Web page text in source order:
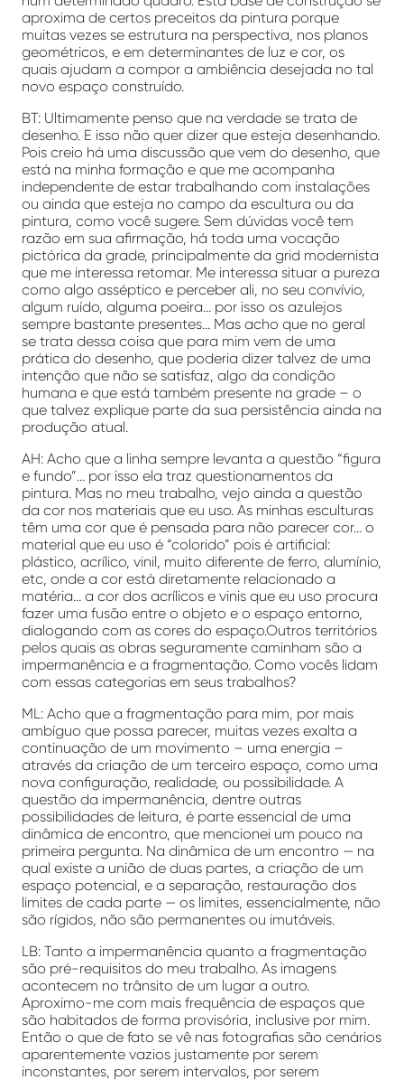
aproxima de certos preceitos da pintura porque
muitas vezes se estrutura na perspectiva, nos planos
geométricos, e em determinantes de luz e cor, os
quais ajudam a compor a ambiência desejada no tal
novo espaço construído.
BT: Ultimamente penso que na verdade se trata de
desenho. E isso não quer dizer que esteja desenhando.
Pois creio há uma discussão que vem do desenho, que
está na minha formação e que me acompanha
independente de estar trabalhando com instalações
ou ainda que esteja no campo da escultura ou da
pintura, como você sugere. Sem dúvidas você tem
razão em sua afirmação, há toda uma vocação
pictórica da grade, principalmente da grid modernista
que me interessa retomar. Me interessa situar a pureza
como algo asséptico e perceber ali, no seu convívio,
algum ruído, alguma poeira… por isso os azulejos
sempre bastante presentes… Mas acho que no geral
se trata dessa coisa que para mim vem de uma
prática do desenho, que poderia dizer talvez de uma
intenção que não se satisfaz, algo da condição
humana e que está também presente na grade – o
que talvez explique parte da sua persistência ainda na
produção atual.
AH: Acho que a linha sempre levanta a questão “figura
e fundo”… por isso ela traz questionamentos da
pintura. Mas no meu trabalho, vejo ainda a questão
da cor nos materiais que eu uso. As minhas esculturas
têm uma cor que é pensada para não parecer cor… o
material que eu uso é “colorido” pois é artificial:
plástico, acrílico, vinil, muito diferente de ferro, alumínio,
etc, onde a cor está diretamente relacionado a
matéria… a cor dos acrílicos e vinis que eu uso procura
fazer uma fusão entre o objeto e o espaço entorno,
dialogando com as cores do espaço.Outros territórios
pelos quais as obras seguramente caminham são a
impermanência e a fragmentação. Como vocês lidam
com essas categorias em seus trabalhos?
ML: Acho que a fragmentação para mim, por mais
ambíguo que possa parecer, muitas vezes exalta a
continuação de um movimento – uma energia –
através da criação de um terceiro espaço, como uma
nova configuração, realidade, ou possibilidade. A
questão da impermanência, dentre outras
possibilidades de leitura, é parte essencial de uma
dinâmica de encontro, que mencionei um pouco na
primeira pergunta. Na dinâmica de um encontro — na
qual existe a união de duas partes, a criação de um
espaço potencial, e a separação, restauração dos
limites de cada parte — os limites, essencialmente, não
são rígidos, não são permanentes ou imutáveis.
LB: Tanto a impermanência quanto a fragmentação
são pré-requisitos do meu trabalho. As imagens
acontecem no trânsito de um lugar a outro.
Aproximo-me com mais frequência de espaços que
são habitados de forma provisória, inclusive por mim.
Então o que de fato se vê nas fotografias são cenários
aparentemente vazios justamente por serem
inconstantes, por serem intervalos, por serem